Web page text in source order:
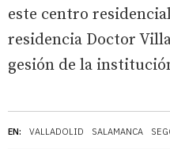
EN: VALLADOLID SALAMANCA
este centro
residencia Doctor
gesión de la